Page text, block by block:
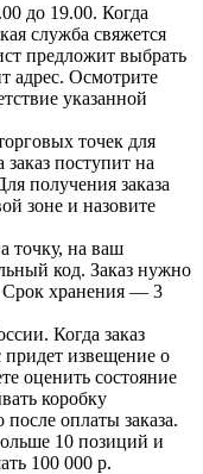
до 19.00. Когда
служба свяжется
предложит выбрать
адрес. Осмотрите
указанной
точек для
поступит на
получения заказа
зоне и назовите
точку, на ваш
код. Заказ нужно
Срок хранения — 3
Когда заказ
придет извещение о
оценить состояние
коробку
оплаты заказа.
10 позиций и
100 000 р.